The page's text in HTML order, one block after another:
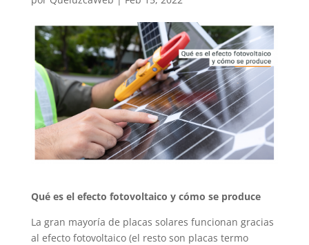
Qué es el efecto fotovoltaico y cómo se produce
La gran mayoría de placas solares funcionan gracias
al efecto fotovoltaico (el resto son placas termo